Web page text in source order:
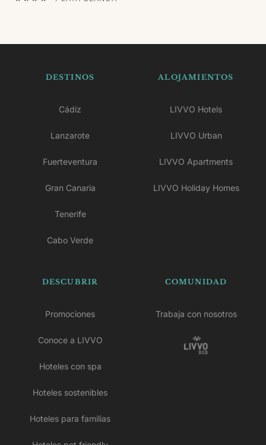
DESTINOS
Cádiz
Lanzarote
Fuerteventura
Gran Canaria
Tenerife
Cabo Verde
ALOJAMIENTOS
LIVVO Hotels
LIVVO Urban
LIVVO Apartments
LIVVO Holiday Homes
DESCUBRIR
Promociones
Conoce a LIVVO
Hoteles con spa
Hoteles sostenibles
Hoteles para familias
COMUNIDAD
Trabaja con nosotros